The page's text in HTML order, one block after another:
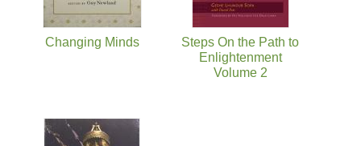
Changing Minds
Steps On the Path to
Enlightenment
Volume 2